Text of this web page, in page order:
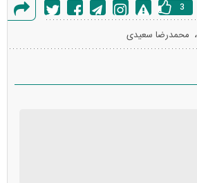
خطا
3
، محمدرضا سعیدی